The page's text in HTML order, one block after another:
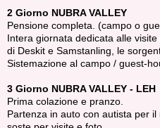
2 Giorno NUBRA VALLEY
Pensione completa. (campo o
Intera giornata dedicata alle
di Deskit e Samstanling, le
Sistemazione al campo / guest-
3 Giorno NUBRA VALLEY - LEH
Prima colazione e pranzo.
Partenza in auto con autista per